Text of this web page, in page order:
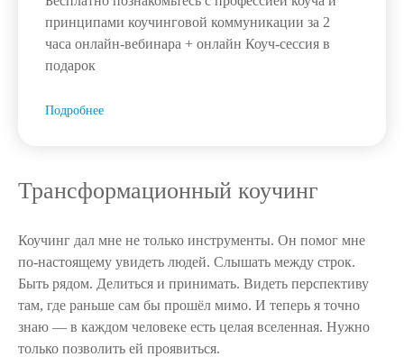
принципами коучинговой коммуникации за 2
часа онлайн-вебинара + онлайн Коуч-сессия в
подарок
Подробнее
Трансформационный коучинг
Коучинг дал мне не только инструменты. Он помог мне
по-настоящему увидеть людей. Слышать между строк.
Быть рядом. Делиться и принимать. Видеть перспективу
там, где раньше сам бы прошёл мимо. И теперь я точно
знаю — в каждом человеке есть целая вселенная. Нужно
только позволить ей проявиться.